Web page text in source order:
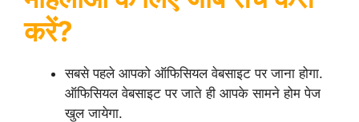
करें?
सबसे पहले आपको ऑफिसियल वेबसाइट पर जाना होगा.
ऑफिसियल वेबसाइट पर जाते ही आपके सामने होम पेज
खुल जायेगा.